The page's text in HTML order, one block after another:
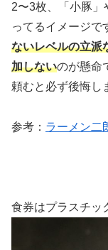
2〜3枚、「小豚」
ってるイメージで
ないレベルの立派
加しないのが懸命
頼むと必ず後悔し
参考： ラーメン二
食券はプラスチッ